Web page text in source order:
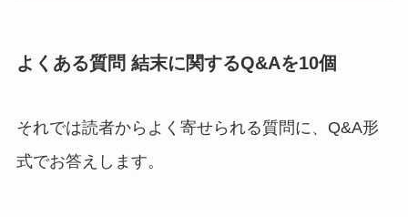
よくある質問 結末に関するQ&Aを10個
それでは読者からよく寄せられる質問に、Q&A形
式でお答えします。